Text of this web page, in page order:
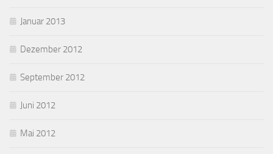
Januar 2013
Dezember 2012
September 2012
Juni 2012
Mai 2012